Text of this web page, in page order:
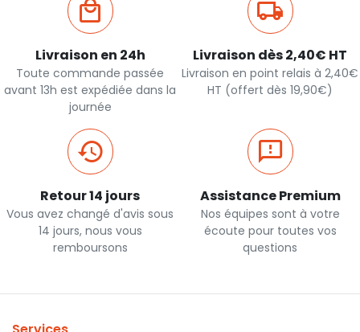
Livraison en 24h
Toute commande passée
avant 13h est expédiée dans la
journée
Livraison dès 2,40€ HT
Livraison en point relais à 2,40€
HT (offert dès 19,90€)
Retour 14 jours
Vous avez changé d'avis sous
14 jours, nous vous
remboursons
Assistance Premium
Nos équipes sont à votre
écoute pour toutes vos
questions